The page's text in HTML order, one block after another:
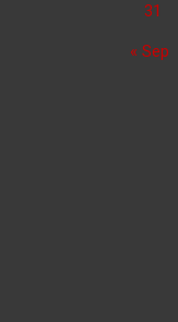
31
« Sep